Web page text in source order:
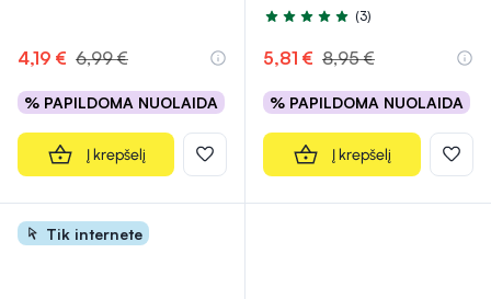
4,19 € 6,99 €
% PAPILDOMA NUOLAIDA
Į krepšelį
Įvertinimas 5.0 iš 5
(3)
5,81 € 8,95 €
% PAPILDOMA NUOLAIDA
Į krepšelį
Tik internete